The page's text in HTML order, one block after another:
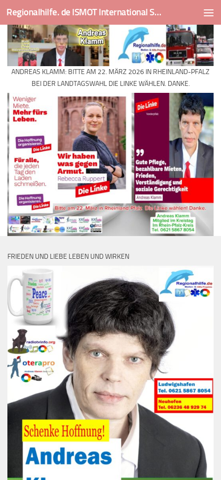
Skip to content Regionalhilfe. de ISMOT International Social And Medical Outreach Team
ANDREAS KLAMM: BITTE AM 22. MÄRZ 2026 IN RHEINLAND-PFALZ
BEI DER LANDTAGSWAHL DIE LINKE WÄHLEN. DANKE.
FRIEDEN UND LIEBE LEBEN UND WIRKEN